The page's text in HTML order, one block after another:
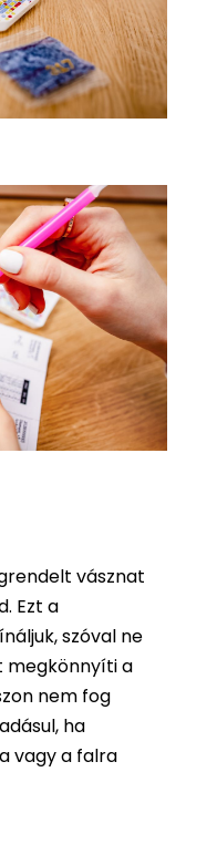
vásznat
Ezt a
szóval ne
megkönnyíti a
nem fog
ha
vagy a falra